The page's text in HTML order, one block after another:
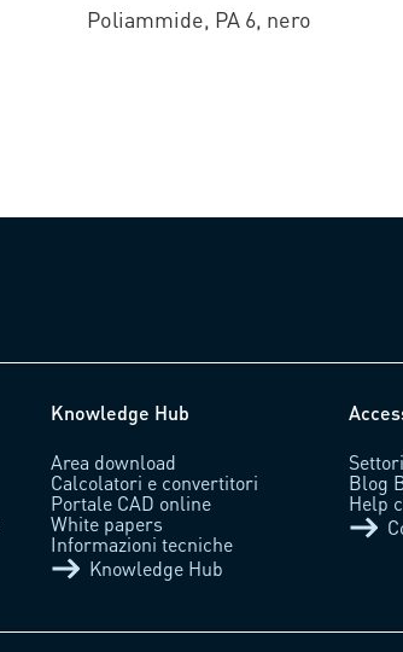
Poliammide, PA 6, nero
Knowledge Hub
Area download
Calcolatori e convertitori
Portale CAD online
White papers
Informazioni tecniche
Knowledge Hub
Blog
Help